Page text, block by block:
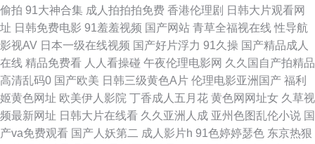
码论坛 美女一级aa 国产TS在线免费 91cvom网站 狠狠撸大香蕉月天 黄色
WW 激情午夜网站 九一激情影院 精品偷拍 精品国产网址 韩国AV无码 国产
AV产 超碰香蕉99 国产日韩精品久久 欧美性生活 欧美色图日本 欧美a片在线
AV天堂资源 俺来也俺去也久久 美女超碰在线 久久先锋视频 玖玖玖玖情色 豆
偷拍 91大神合集 成人拍拍拍免费 香港伦理剧 日韩大片观看网
址 日韩免费电影 91羞羞视频 国产网站 青草全福视在线 性导航
影视AV 日本一级在线视频 国产好片浮力 91久操 国产精品成人
在线 精品免费看 人人看操碰 午夜伦理电影网 久久国自产拍精品
高清乱码0 国产欧美 日韩三级黄色A片 伦理电影亚洲国产 福利
姬黄色网址 欧美伊人影院 丁香成人五月花 黄色网网址女 久草视
频最新网址 日韩大片在线看 久久亚洲人成 亚州色图乱伦小说 国
产va免费观看 国产人妖第二 成人影片h 91色婷婷瑟色 东京热狠